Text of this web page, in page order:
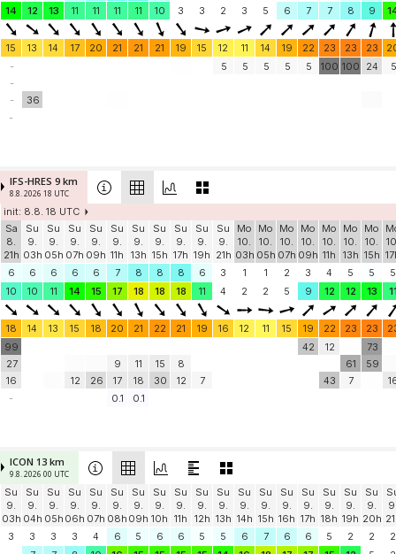
14
12 13 11 11 11 11 10 3 3 2 3 5 6 7 7 8 9
15 13 14 17 20 21 21 21 19 15 12 11 14 19 22 23 23 23
-
-
-
36
5 5 5 5 5 100 100 24 5
-
IFS-HRES 9 km
8.8. 2026 18 UTC
init: 8.8. 18 UTC
Sa
8.
21h
Su
9.
03h
Su
9.
05h
Su
9.
07h
Su
9.
09h
Su
9.
11h
Su
9.
13h
Su
9.
15h
Su
9.
17h
Su
9.
19h
Su
9.
21h
Mo
10.
03h
Mo
10.
05h
Mo
10.
07h
Mo
10.
09h
Mo
10.
11h
Mo
10.
13h
Mo
10.
15h
6
6 6 6 6 7 8 8 8 6 3 1 1 2 3 4 5 5
5
10
10 11 14 15 17 18 18 18 11 4 2 2 5 9 12 12 13
18 14 13 15 18 20 21 22 21 19 16 12 11 15 19 22 23 23
99
27
16
12 26
9
17
11
18
15
30
8
12
7
42 12
43
61
7
73
59
-
0.1 0.1
ICON 13 km
9.8. 2026 00 UTC
Su
9.
03h
Su
9.
04h
Su
9.
05h
Su
9.
06h
Su
9.
07h
Su
9.
08h
Su
9.
09h
Su
9.
10h
Su
9.
11h
Su
9.
12h
Su
9.
13h
Su
9.
14h
Su
9.
15h
Su
9.
16h
Su
9.
17h
Su
9.
18h
Su
9.
19h
Su
9.
20h
3
3 3 3 4 6 5 6 6 5 5 6 7 6 6 5 2 2
2